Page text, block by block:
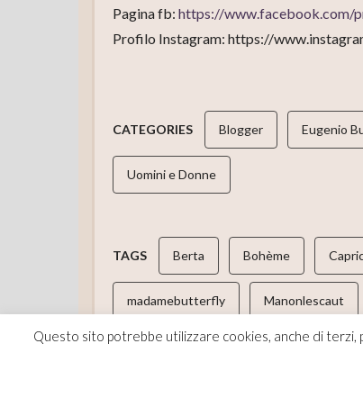
Pagina fb: https://www.facebook.com/
Profilo Instagram: https://
CATEGORIES Blogger Eugenio
Uomini e Donne
TAGS Berta Bohème
madamebutterfly Manonlescaut
Tosca
Questo sito potrebbe utilizzare cookies, anche di terzi,